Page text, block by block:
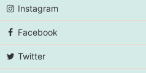
Instagram
Facebook
Twitter